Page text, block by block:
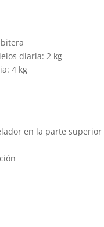
diaria: 2 kg
4 kg
en la parte superior